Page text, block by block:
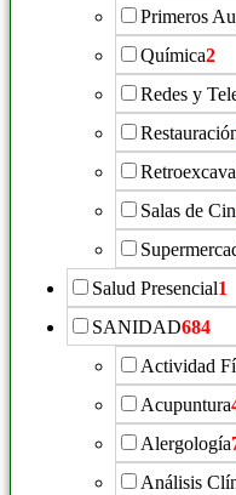
Primeros
Química2
Redes y
Salas de
Salud Presencial1
SANIDAD684
Actividad
Acupuntura
Alergología
Análisis